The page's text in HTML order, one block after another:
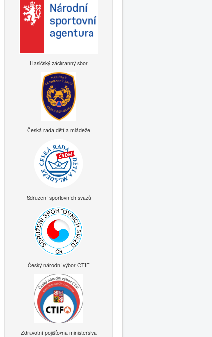
Hasičský záchranný sbor
Česká rada dětí a mládeže
Sdružení sportovních svazů
Český národní výbor CTIF
Zdravotní pojišťovna ministerstva